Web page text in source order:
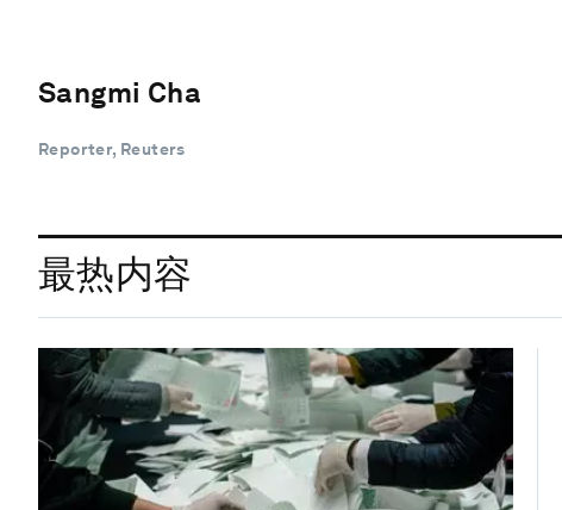
Sangmi Cha
Reporter, Reuters
最热内容